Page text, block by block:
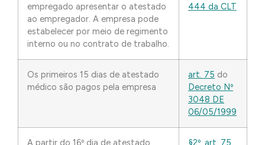
empregado apresentar o atestado
ao empregador. A empresa pode
estabelecer por meio de regimento
interno ou no contrato de trabalho.
444 da CLT
Os primeiros 15 dias de atestado
médico são pagos pela empresa
art. 75 do
Decreto Nº
3048 DE
06/05/1999
A partir do 16º dia de atestado
§2º, art. 75